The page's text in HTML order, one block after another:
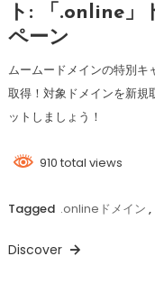
ト: 「.online」
ペーン
ムームードメインの特別
取得！対象ドメインを新規
ットしましょう！
910 total views
Tagged .onlineドメイン ,
Discover